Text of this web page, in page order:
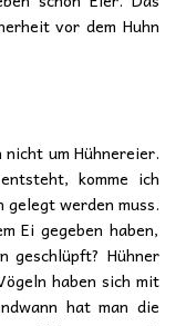
vor dem Huhn
um Hühnereier.
komme ich
gelegt werden muss.
Ei gegeben haben,
geschlüpft? Hühner
haben sich mit
hat man die